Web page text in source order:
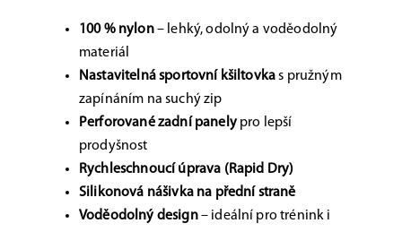
100 % nylon– lehký, odolný a voděodolný
materiál
Nastavitelná sportovní kšiltovkas pružným
zapínáním na suchý zip
Perforované zadní panelypro lepší
prodyšnost
Rychleschnoucí úprava (Rapid Dry)
Silikonová nášivka na přední straně
Voděodolný design– ideální pro trénink i